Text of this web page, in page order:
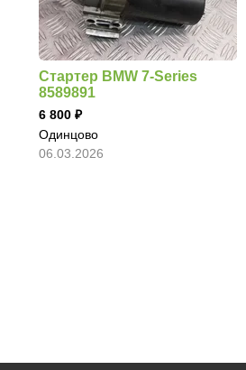
Стартер BMW 7-Series
8589891
6 800
Одинцово
06.03.2026